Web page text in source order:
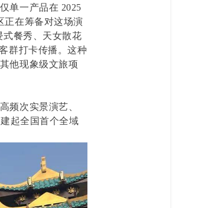
单一产品在 2025
正在筹备对这场演
式餐秀、天女散花
群打卡传播。这种
他现象级文旅项
频次实景演艺、
起全国首个全域